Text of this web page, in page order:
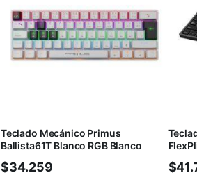
Teclado Mecánico Primus
Ballista61T Blanco RGB Blanco
$34.259 $